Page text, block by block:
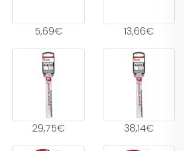
5,69€ 13,66€
29,75€ 38,14€